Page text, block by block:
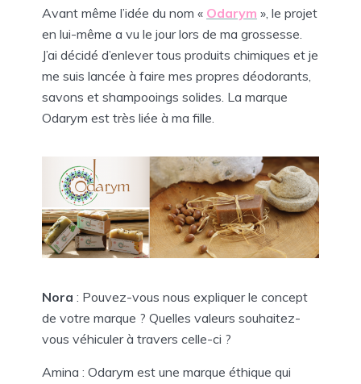
Avant même l’idée du nom « Odarym », le projet
en lui-même a vu le jour lors de ma grossesse.
J’ai décidé d’enlever tous produits chimiques et je
me suis lancée à faire mes propres déodorants,
savons et shampooings solides. La marque
Odarym est très liée à ma fille.
Nora : Pouvez-vous nous expliquer le concept
de votre marque ? Quelles valeurs souhaitez-
vous véhiculer à travers celle-ci ?
Amina : Odarym est une marque éthique qui